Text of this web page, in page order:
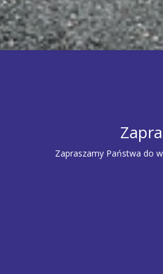
Zapraszamy Państwa do